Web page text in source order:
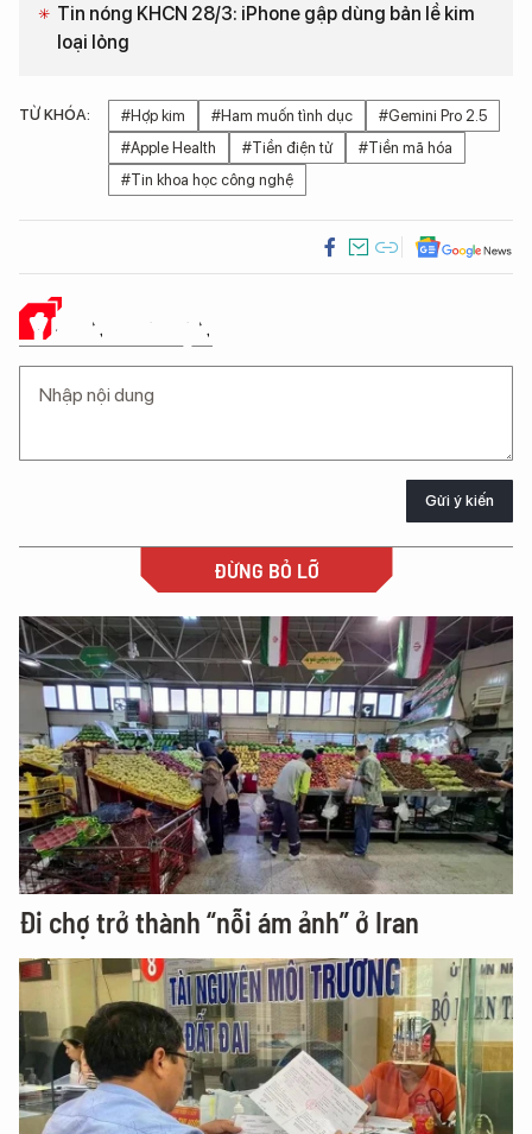
Tin nóng KHCN 28/3: iPhone gập dùng bản lề kim
loại lỏng
TỪ KHÓA: #Hợp kim #Ham muốn tình dục
#Gemini Pro 2.5
#Apple Health
#Tiền điện tử
#Tiền mã hóa
#Tin khoa học công nghệ
Ý KIẾN CỦA BẠN
Gửi ý kiến
ĐỪNG BỎ LỠ
Đi chợ trở thành “nỗi ám ảnh” ở Iran